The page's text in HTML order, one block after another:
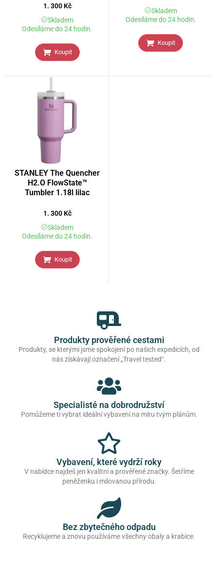
1. 300 Kč
Skladem
Odesíláme do 24 hodin.
Koupit
Skladem
Odesíláme do 24 hodin.
Koupit
STANLEY The Quencher
H2.O FlowState™
Tumbler 1.18l lilac
1. 300 Kč
Skladem
Odesíláme do 24 hodin.
Koupit
Produkty prověřené cestami
Produkty, se kterými jsme spokojení po našich expedicích, od
nás získávají označení „Travel tested“.
Specialisté na dobrodružství
Pomůžeme ti vybrat ideální vybavení na míru tvým plánům.
Vybavení, které vydrží roky
V nabídce najdeš jen kvalitní a prověřené značky. Šetříme
peněženku i milovanou přírodu.
Bez zbytečného odpadu
Recyklujeme a znovu používáme všechny obaly a krabice.